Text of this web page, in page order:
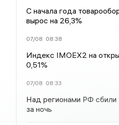
С начала года
вырос на 26,3%
07/08 08:38
Индекс IMOEX2 на
0,51%
07/08 08:33
Над регионами РФ
за ночь